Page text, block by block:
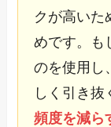
クが高いた
めです。も
のを使用し
しく引き抜
頻度を減ら